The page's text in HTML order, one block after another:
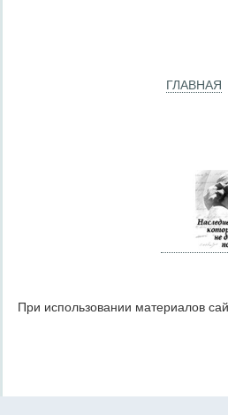
ГЛАВНАЯ
При использовании материалов